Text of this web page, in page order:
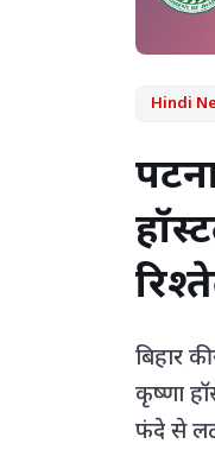
Hindi
बिहार
कृष्णा
फंदे से